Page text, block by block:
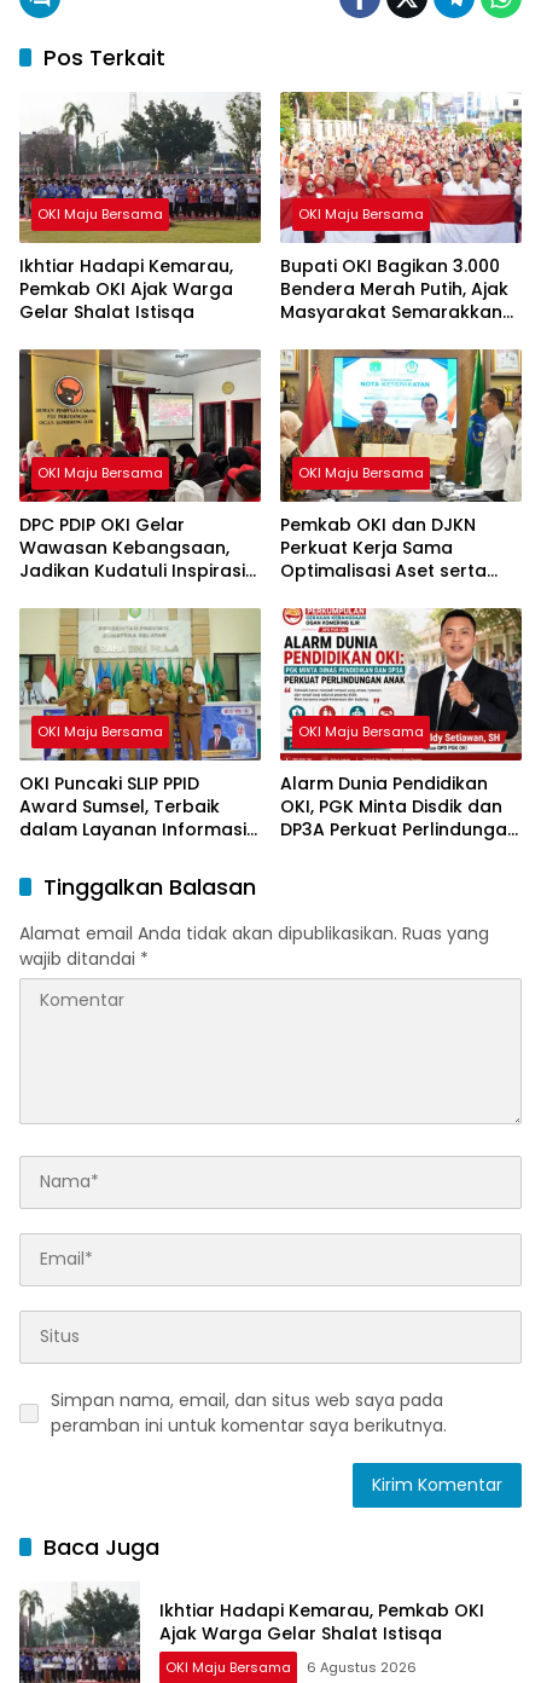
Pos Terkait
OKI Maju Bersama
Ikhtiar Hadapi Kemarau,
Pemkab OKI Ajak Warga
Gelar Shalat Istisqa
OKI Maju Bersama
Bupati OKI Bagikan 3.000
Bendera Merah Putih, Ajak
Masyarakat Semarakkan
OKI Maju Bersama
DPC PDIP OKI Gelar
Wawasan Kebangsaan,
Jadikan Kudatuli Inspirasi
OKI Maju Bersama
Pemkab OKI dan DJKN
Perkuat Kerja Sama
Optimalisasi Aset serta
OKI Maju Bersama
OKI Puncaki SLIP PPID
Award Sumsel, Terbaik
dalam Layanan Informasi
OKI Maju Bersama
Alarm Dunia Pendidikan
OKI, PGK Minta Disdik dan
DP3A Perkuat Perlindungan
Tinggalkan Balasan
Alamat email Anda tidak akan dipublikasikan. Ruas yang
wajib ditandai *
Simpan nama, email, dan situs web saya pada
peramban ini untuk komentar saya berikutnya.
Baca Juga
Ikhtiar Hadapi Kemarau, Pemkab OKI
Ajak Warga Gelar Shalat Istisqa
OKI Maju Bersama 6 Agustus 2026